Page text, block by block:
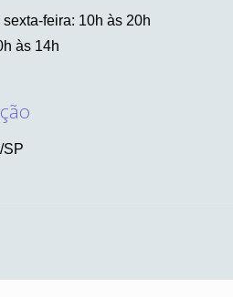
feira: 10h às 20h
às 14h
SP